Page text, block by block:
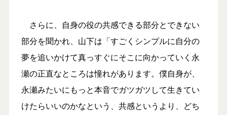
さらに、自身の役の共感できる部分とできない
部分を聞かれ、山下は「すごくシンプルに自分の
夢を追いかけて真っすぐにそこに向かっていく永
瀬の正直なところは憧れがあります。僕自身が、
永瀬みたいにもっと本音でガツガツして生きてい
けたらいいのかなという、共感というより、どち